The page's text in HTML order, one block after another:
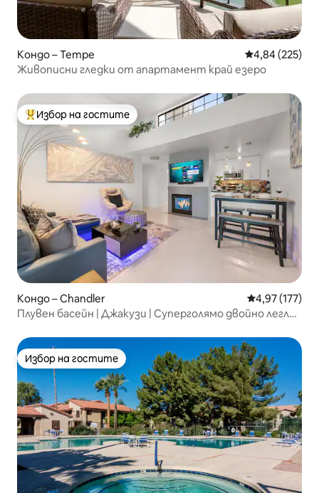
Кондо – Tempe Средна
4,84 (225)
Живописни гледки от апартамент край езеро
Най-популярен избор на гостите
Избор на гостите
Кондо – Chandler Средна
4,97 (177)
Плувен басейн | Джакузи | Суперголямо двойно легло
Избор на гостите
Избор на гостите